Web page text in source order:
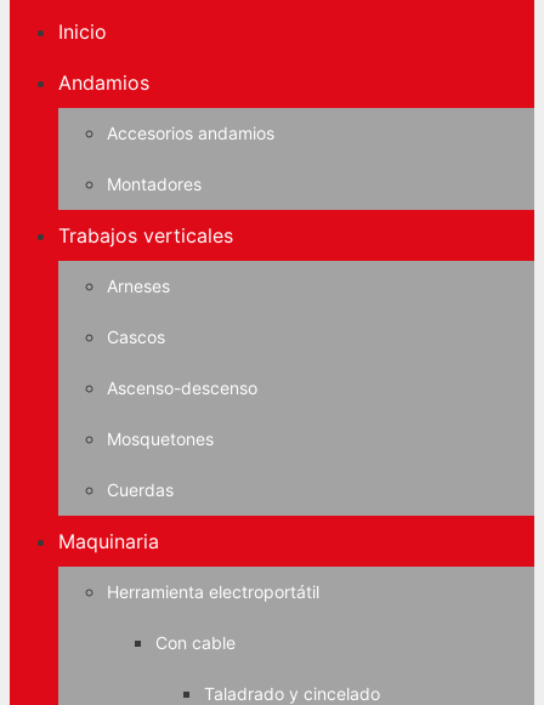
Inicio
Andamios
Accesorios andamios
Montadores
Trabajos verticales
Arneses
Cascos
Ascenso-descenso
Mosquetones
Cuerdas
Maquinaria
Herramienta electroportátil
Con cable
Taladrado y cincelado